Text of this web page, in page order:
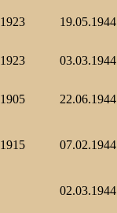
1923 19.05.1944
1923 03.03.1944
1905 22.06.1944
1915 07.02.1944
02.03.1944